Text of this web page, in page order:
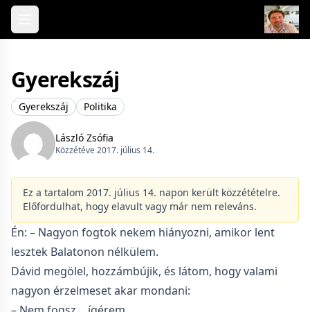
Skip to content
Gyerekszáj
Gyerekszáj Politika
László Zsófia
Közzétéve 2017. július 14.
Ez a tartalom 2017. július 14. napon került közzétételre.
Előfordulhat, hogy elavult vagy már nem releváns.
Én: – Nagyon fogtok nekem hiányozni, amikor lent
lesztek Balatonon nélkülem.
Dávid megölel, hozzámbújik, és látom, hogy valami
nagyon érzelmeset akar mondani: